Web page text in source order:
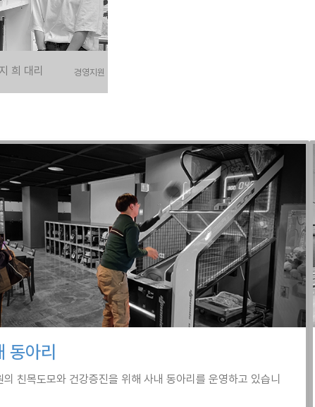
희 대리 경영지원
동아리
의 친목도모와 건강증진을 위해 사내 동아리를 운영하고 있습니